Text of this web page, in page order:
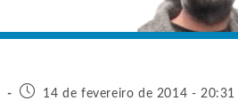
14 de fevereiro de 2014 - 20:31